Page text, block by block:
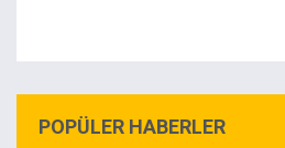
POPÜLER HABERLER